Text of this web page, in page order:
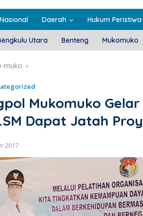
Nasional Daerah Hukum Peristiwa
Utara Benteng Mukomuko
muko
Mukomuko
Dapat Jatah
2017